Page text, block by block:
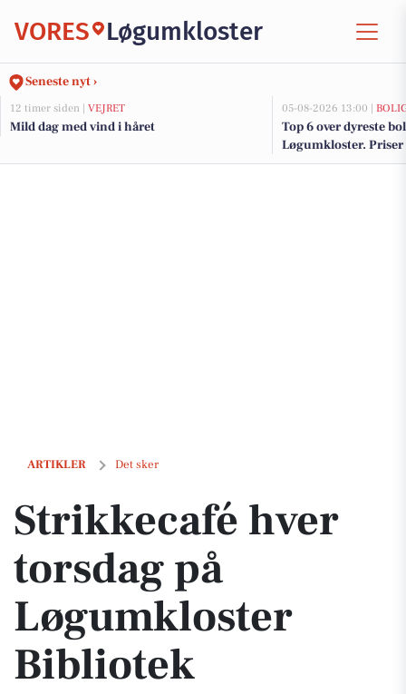
VORES Løgumkloster
Seneste nyt ›
12 timer siden | VEJRET
Mild dag med vind i håret
05-08-2026 13:00 |
Top 6 over dyreste
Løgumkloster.
ARTIKLER Det sker
Strikkecafé hver torsdag på Løgumkloster Bibliotek
Strikkecafé hver
torsdag på
Løgumkloster
Bibliotek